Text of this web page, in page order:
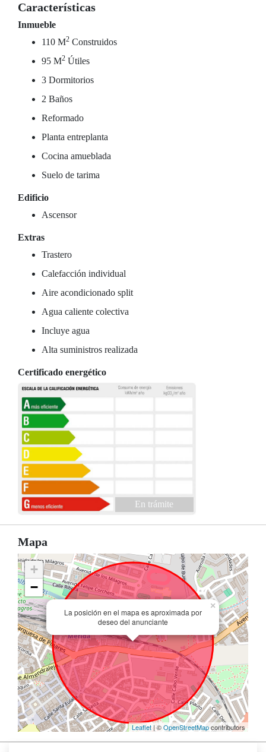
Características
Inmueble
110 M2 Construidos
95 M2 Útiles
3 Dormitorios
2 Baños
Reformado
Planta entreplanta
Cocina amueblada
Suelo de tarima
Edificio
Ascensor
Extras
Trastero
Calefacción individual
Aire acondicionado split
Agua caliente colectiva
Incluye agua
Alta suministros realizada
Certificado energético
En trámite
Mapa
La posición en el mapa es aproximada por
deseo del anunciante
×
+
−
Leaflet| ©OpenStreetMapcontributors